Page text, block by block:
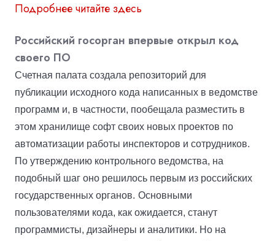
Подробнее читайте здесь
Российский госорган впервые открыл код
своего ПО
Счетная палата создала репозиторий для
публикации исходного кода написанных в ведомстве
программ и, в частности, пообещала разместить в
этом хранилище софт своих новых проектов по
автоматизации работы инспекторов и сотрудников.
По утверждению контрольного ведомства, на
подобный шаг оно решилось первым из российских
государственных органов. Основными
пользователями кода, как ожидается, станут
программисты, дизайнеры и аналитики. Но на